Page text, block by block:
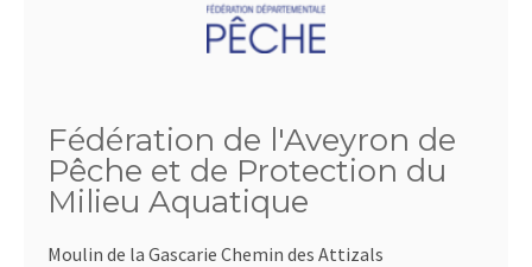
Fédération de l'Aveyron de
Pêche et de Protection du
Milieu Aquatique
Moulin de la Gascarie Chemin des Attizals